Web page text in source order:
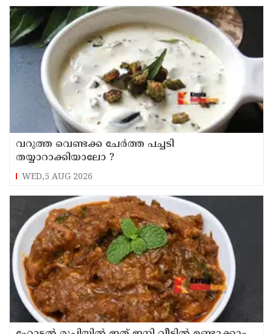
‌വറുത്ത വെണ്ടക്ക ചേർത്ത പച്ചടി
തയ്യാറാക്കിയാലോ ?
WED,5 AUG 2026